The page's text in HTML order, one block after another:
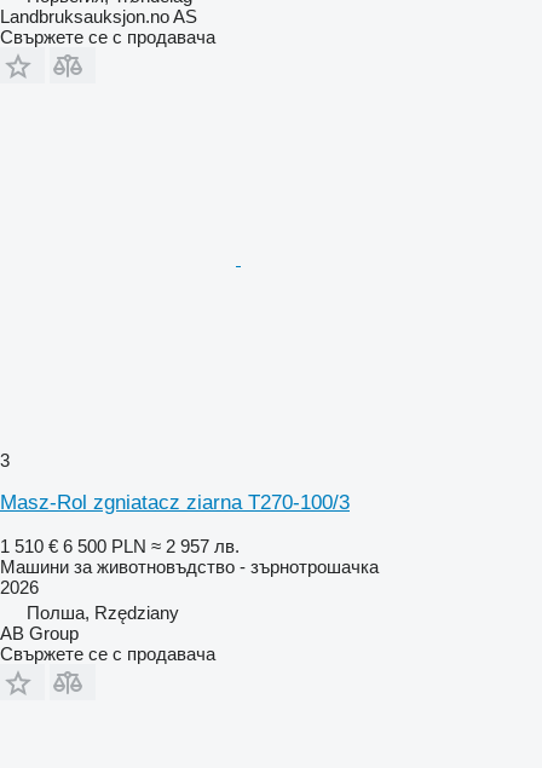
Landbruksauksjon.no AS
Свържете се с продавача
3
Masz-Rol zgniatacz ziarna T270-100/3
1 510 € 6 500 PLN ≈ 2 957 лв.
Машини за животновъдство - зърнотрошачка
2026
Полша, Rzędziany
AB Group
Свържете се с продавача